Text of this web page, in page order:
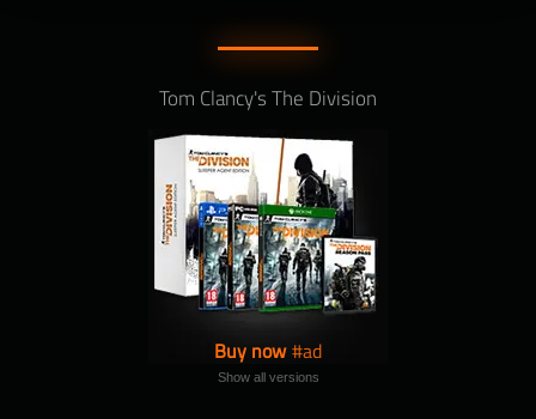
Tom Clancy's The Division
Buy now
Show all versions